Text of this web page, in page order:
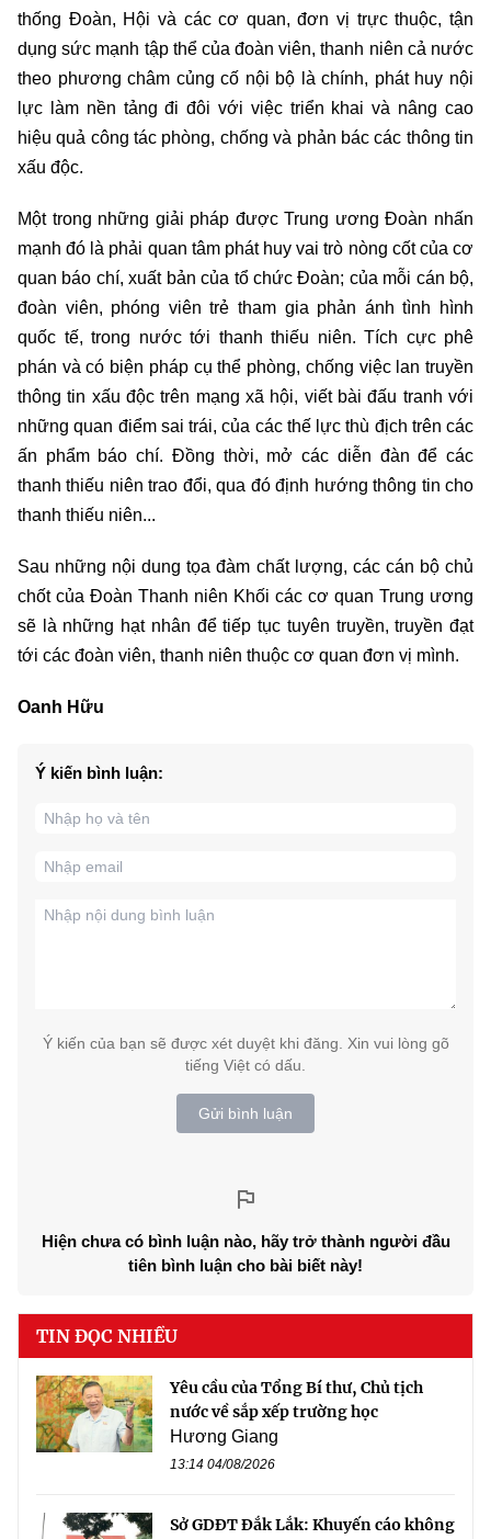
thống Đoàn, Hội và các cơ quan, đơn vị trực thuộc, tận
dụng sức mạnh tập thể của đoàn viên, thanh niên cả nước
theo phương châm củng cố nội bộ là chính, phát huy nội
lực làm nền tảng đi đôi với việc triển khai và nâng cao
hiệu quả công tác phòng, chống và phản bác các thông tin
xấu độc.
Một trong những giải pháp được Trung ương Đoàn nhấn
mạnh đó là phải quan tâm phát huy vai trò nòng cốt của cơ
quan báo chí, xuất bản của tổ chức Đoàn; của mỗi cán bộ,
đoàn viên, phóng viên trẻ tham gia phản ánh tình hình
quốc tế, trong nước tới thanh thiếu niên. Tích cực phê
phán và có biện pháp cụ thể phòng, chống việc lan truyền
thông tin xấu độc trên mạng xã hội, viết bài đấu tranh với
những quan điểm sai trái, của các thế lực thù địch trên các
ấn phẩm báo chí. Đồng thời, mở các diễn đàn để các
thanh thiếu niên trao đổi, qua đó định hướng thông tin cho
thanh thiếu niên...
Sau những nội dung tọa đàm chất lượng, các cán bộ chủ
chốt của Đoàn Thanh niên Khối các cơ quan Trung ương
sẽ là những hạt nhân để tiếp tục tuyên truyền, truyền đạt
tới các đoàn viên, thanh niên thuộc cơ quan đơn vị mình.
Oanh Hữu
Ý kiến bình luận:
Ý kiến của bạn sẽ được xét duyệt khi đăng. Xin vui lòng gõ
tiếng Việt có dấu.
Gửi bình luận
Hiện chưa có bình luận nào, hãy trở thành người đầu
tiên bình luận cho bài biết này!
TIN ĐỌC NHIỀU
Yêu cầu của Tổng Bí thư, Chủ tịch
nước về sắp xếp trường học
Hương Giang
13:14 04/08/2026
Sở GDĐT Đắk Lắk: Khuyến cáo không